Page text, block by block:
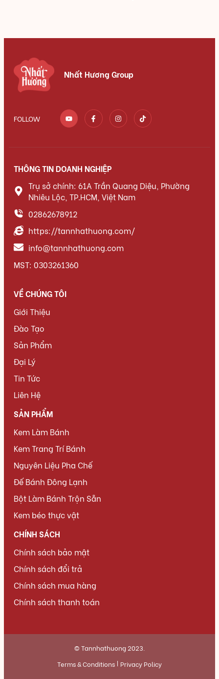
Nhất Hương Group
FOLLOW
THÔNG TIN DOANH NGHIỆP
Trụ sở chính: 61A Trần Quang Diệu, Phường
Nhiêu Lộc, TP.HCM, Việt Nam
02862678912
https://tannhathuong.com/
info@tannhathuong.com
MST: 0303261360
VỀ CHÚNG TÔI
Giới Thiệu
Đào Tạo
Sản Phẩm
Đại Lý
Tin Tức
Liên Hệ
SẢN PHẨM
Kem Làm Bánh
Kem Trang Trí Bánh
Nguyên Liệu Pha Chế
Đế Bánh Đông Lạnh
Bột Làm Bánh Trộn Sẵn
Kem béo thực vật
CHÍNH SÁCH
Chính sách bảo mật
Chính sách đổi trả
Chính sách mua hàng
Chính sách thanh toán
© Tannhathuong 2023.
Terms & Conditions
Privacy Policy